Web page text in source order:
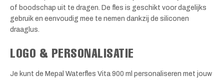
of boodschap uit te dragen. De fles is geschikt voor dagelijks
gebruik en eenvoudig mee te nemen dankzij de siliconen
draaglus.
LOGO & PERSONALISATIE
Je kunt de Mepal Waterfles Vita 900 ml personaliseren met jouw